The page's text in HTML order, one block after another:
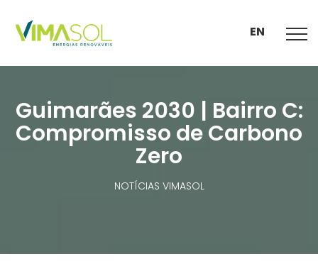
EN
Guimarães 2030 | Bairro C:
Compromisso de Carbono
Zero
NOTÍCIAS VIMASOL